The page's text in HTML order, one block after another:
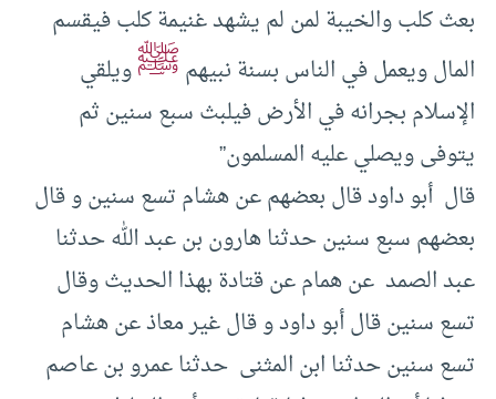
بعث‏ ‏كلب‏ ‏والخيبة لمن لم يشهد غنيمة ‏كلب ‏فيقسم
المال ويعمل في الناس بسنة نبيهم ‏ﷺ‏ويلقي
الإسلام ‏بجرانه ‏في الأرض فيلبث سبع سنين ثم
يتوفى ويصلي عليه المسلمون”
‏قال ‏ ‏أبو داود ‏قال‏ ‏بعضهم عن‏ ‏هشام‏ ‏تسع سنين‏ ‏و قال‏
‏بعضهم سبع سنين‏ ‏حدثنا‏ ‏هارون بن عبد الله‏ ‏حدثنا‏
‏عبد الصمد ‏ ‏عن‏ ‏همام ‏عن ‏قتادة ‏بهذا الحديث ‏وقال
‏تسع سنين‏ ‏قال ‏أبو داود ‏و قال‏ ‏غير‏ ‏معاذ‏ ‏عن‏ ‏هشام‏
‏تسع سنين‏ ‏حدثنا‏ ‏ابن المثنى ‏ ‏حدثنا‏ ‏عمرو بن عاصم‏